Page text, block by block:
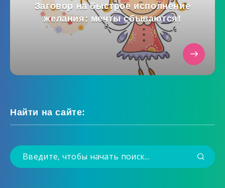
Заговор на быстрое исполнение
желания: мечты сбываются!
Найти на сайте: